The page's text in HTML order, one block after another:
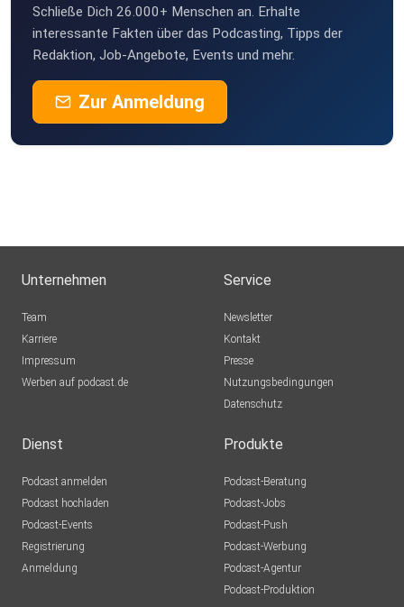
Schließe Dich 26.000+ Menschen an. Erhalte
interessante Fakten über das Podcasting, Tipps der
Redaktion, Job-Angebote, Events und mehr.
Zur Anmeldung
Unternehmen
Team
Karriere
Impressum
Werben auf podcast.de
Service
Newsletter
Kontakt
Presse
Nutzungsbedingungen
Datenschutz
Dienst
Podcast anmelden
Podcast hochladen
Podcast-Events
Registrierung
Anmeldung
Produkte
Podcast-Beratung
Podcast-Jobs
Podcast-Push
Podcast-Werbung
Podcast-Agentur
Podcast-Produktion